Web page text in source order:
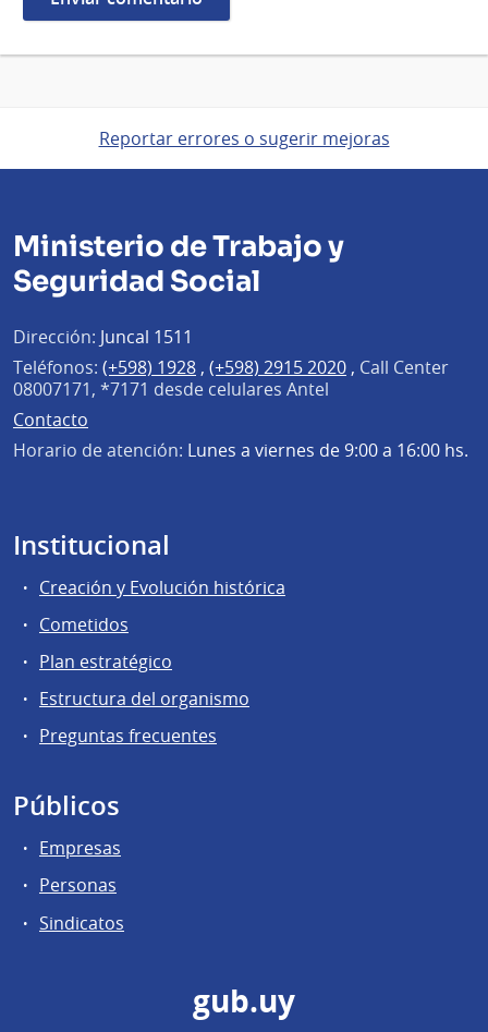
Reportar errores o sugerir mejoras
Ministerio de Trabajo y
Seguridad Social
Dirección: Juncal 1511
Teléfonos: (+598) 1928 , (+598) 2915 2020 , Call Center
08007171, *7171 desde celulares Antel
Contacto
Horario de atención: Lunes a viernes de 9:00 a 16:00 hs.
Institucional
Creación y Evolución histórica
Cometidos
Plan estratégico
Estructura del organismo
Preguntas frecuentes
Públicos
Empresas
Personas
Sindicatos
gub.uy